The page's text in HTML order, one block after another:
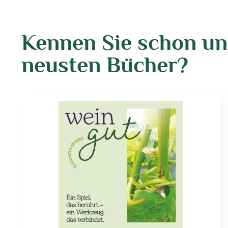
Kennen Sie schon
neusten Bücher?